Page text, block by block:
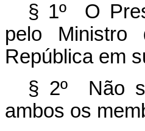
§ 1º O
pelo
República em
§ 2º Não
ambos os